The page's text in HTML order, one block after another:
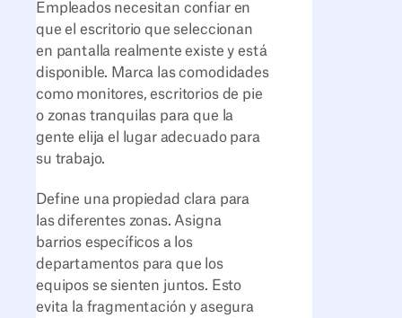
Empleados necesitan confiar en
que el escritorio que seleccionan
en pantalla realmente existe y está
disponible. Marca las comodidades
como monitores, escritorios de pie
o zonas tranquilas para que la
gente elija el lugar adecuado para
su trabajo.
Define una propiedad clara para
las diferentes zonas. Asigna
barrios específicos a los
departamentos para que los
equipos se sienten juntos. Esto
evita la fragmentación y asegura